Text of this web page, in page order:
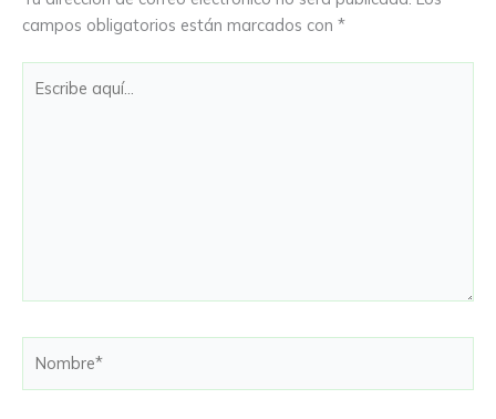
campos obligatorios están marcados con *
aquí...